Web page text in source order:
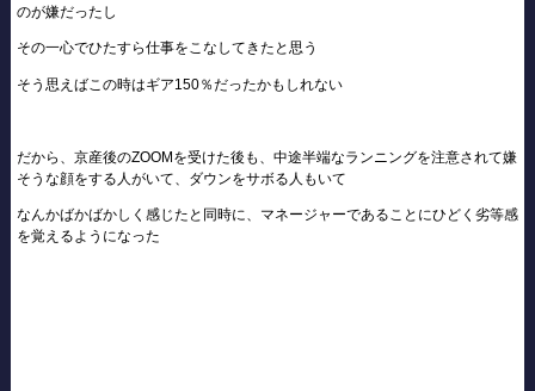
のが嫌だったし
その一心でひたすら仕事をこなしてきたと思う
そう思えばこの時はギア150％だったかもしれない
だから、京産後のZOOMを受けた後も、中途半端なランニングを注意されて嫌
そうな顔をする人がいて、ダウンをサボる人もいて
なんかばかばかしく感じたと同時に、マネージャーであることにひどく劣等感
を覚えるようになった